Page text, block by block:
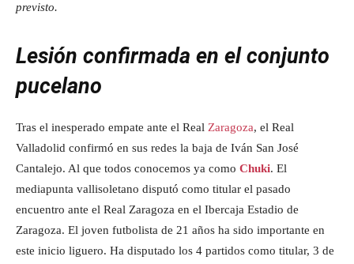
previsto.
Lesión confirmada en el conjunto
pucelano
Tras el inesperado empate ante el Real Zaragoza, el Real
Valladolid confirmó en sus redes la baja de Iván San José
Cantalejo. Al que todos conocemos ya como Chuki. El
mediapunta vallisoletano disputó como titular el pasado
encuentro ante el Real Zaragoza en el Ibercaja Estadio de
Zaragoza. El joven futbolista de 21 años ha sido importante en
este inicio liguero. Ha disputado los 4 partidos como titular, 3 de